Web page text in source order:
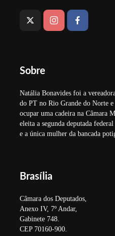
Sobre
Natália Bonavides foi a
do PT no Rio Grande do Norte
ocupar uma cadeira na Câmara
eleita a segunda deputada
e a única mulher da bancada
Brasília
Câmara dos Deputados,
Anexo IV, 7º Andar,
Gabinete 748.
CEP 70160-900.